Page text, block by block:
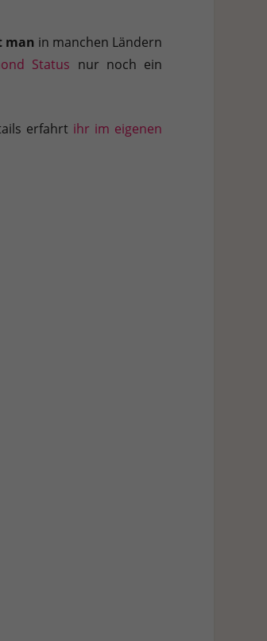
man in manchen Ländern
Status nur noch ein
erfahrt ihr im eigenen